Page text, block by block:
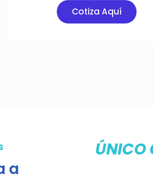
Cotiza Aquí
a
ÚNICO